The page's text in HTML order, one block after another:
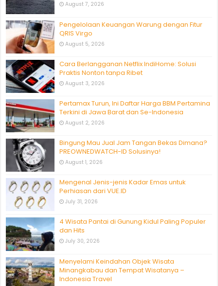
August 7, 2026
Pengelolaan Keuangan Warung dengan Fitur
QRIS Virgo
August 5, 2026
Cara Berlangganan Netflix IndiHome: Solusi
Praktis Nonton tanpa Ribet
August 3, 2026
Pertamax Turun, Ini Daftar Harga BBM Pertamina
Terkini di Jawa Barat dan Se-Indonesia
August 2, 2026
Bingung Mau Jual Jam Tangan Bekas Dimana?
PREOWNEDWATCH-ID Solusinya!
August 1, 2026
Mengenal Jenis-jenis Kadar Emas untuk
Perhiasan dari VUE.ID
July 31, 2026
4 Wisata Pantai di Gunung Kidul Paling Populer
dan Hits
July 30, 2026
Menyelami Keindahan Objek Wisata
Minangkabau dan Tempat Wisatanya –
Indonesia Travel